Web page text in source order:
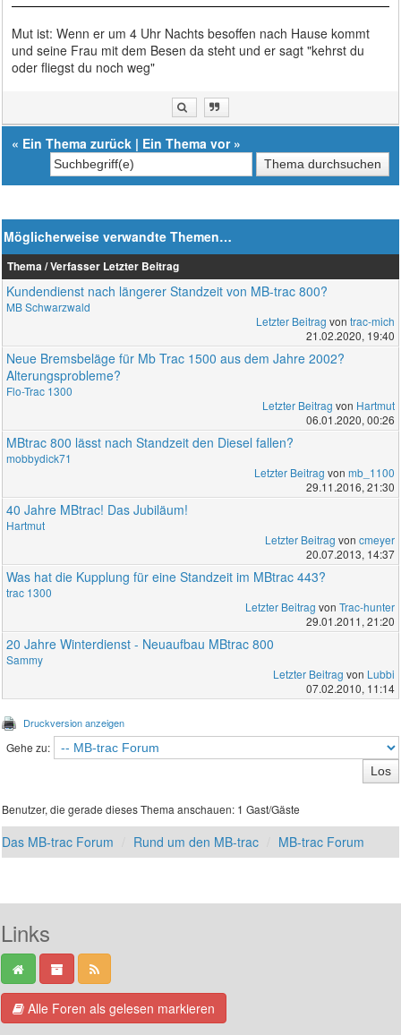
Mut ist: Wenn er um 4 Uhr Nachts besoffen nach Hause kommt
und seine Frau mit dem Besen da steht und er sagt "kehrst du
oder fliegst du noch weg"
« Ein Thema zurück | Ein Thema vor»
Möglicherweise verwandte Themen…
Thema / Verfasser Letzter Beitrag
Kundendienst nach längerer Standzeit von MB-trac 800?
MB Schwarzwald
Letzter Beitrag von trac-mich
21.02.2020, 19:40
Neue Bremsbeläge für Mb Trac 1500 aus dem Jahre 2002?
Alterungsprobleme?
Flo-Trac 1300
Letzter Beitrag von Hartmut
06.01.2020, 00:26
MBtrac 800 lässt nach Standzeit den Diesel fallen?
mobbydick71
Letzter Beitrag von mb_1100
29.11.2016, 21:30
40 Jahre MBtrac! Das Jubiläum!
Hartmut
Letzter Beitrag von cmeyer
20.07.2013, 14:37
Was hat die Kupplung für eine Standzeit im MBtrac 443?
trac 1300
Letzter Beitrag von Trac-hunter
29.01.2011, 21:20
20 Jahre Winterdienst - Neuaufbau MBtrac 800
Sammy
Letzter Beitrag von Lubbi
07.02.2010, 11:14
Druckversion anzeigen
Gehe zu:
Benutzer, die gerade dieses Thema anschauen: 1 Gast/Gäste
Das MB-trac Forum Rund um den MB-trac MB-trac Forum
Links
Alle Foren als gelesen markieren